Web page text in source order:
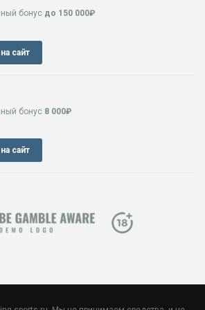
бонус до 150 000₽
сайт
бонус 8 000₽
сайт